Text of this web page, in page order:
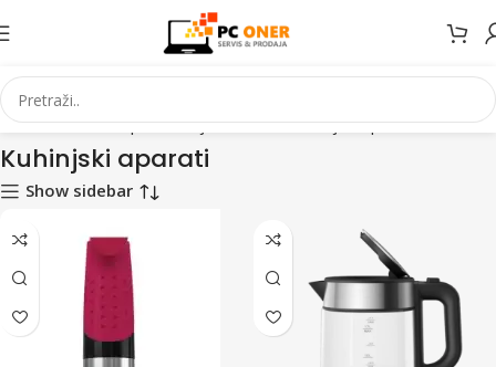
Kućanski aparati i bijela tehnika Kuhinjski aparati Stranica 2
Kuhinjski aparati
Show sidebar